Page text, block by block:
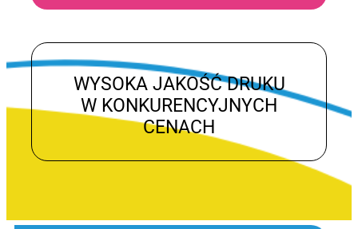
WYSOKA JAKOŚĆ DRUKU
W KONKURENCYJNYCH
CENACH